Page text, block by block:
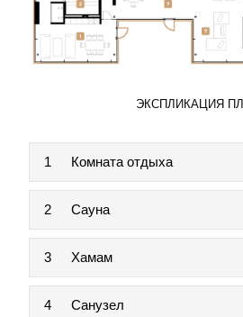
ЭКСПЛИКАЦИЯ
1 Комната отдыха
2 Сауна
3 Хамам
4 Санузел